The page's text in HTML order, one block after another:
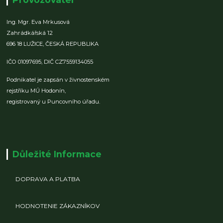
Ing. Mgr. Eva Mrkusová
Zahrádkářská 12
696 18 LUŽICE,ČESKÁ REPUBLIKA
IČO 01097695, DIČ CZ7559134055
Podnikatel je zapsán v živnostenském
rejstříku MÚ Hodonín,
registrovaný u Puncovního úřadu.
Důležité Informace
DOPRAVA A PLATBA
HODNOTENIE ZÁKAZNÍKOV